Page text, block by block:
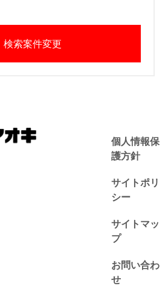
検索案件変更
個人情報保
護方針
サイトポリ
シー
サイトマッ
プ
お問い合わ
せ